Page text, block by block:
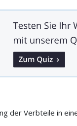
der Verbteile in